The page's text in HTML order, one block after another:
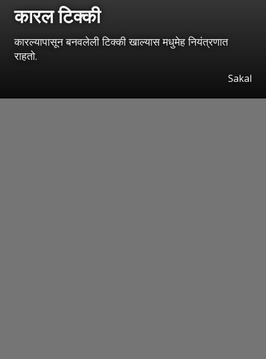
कारल टिक्की
कारल्यापासून बनवलेली टिक्की खाल्यास मधुमेह नियंत्रणात
राहतो.
Sakal